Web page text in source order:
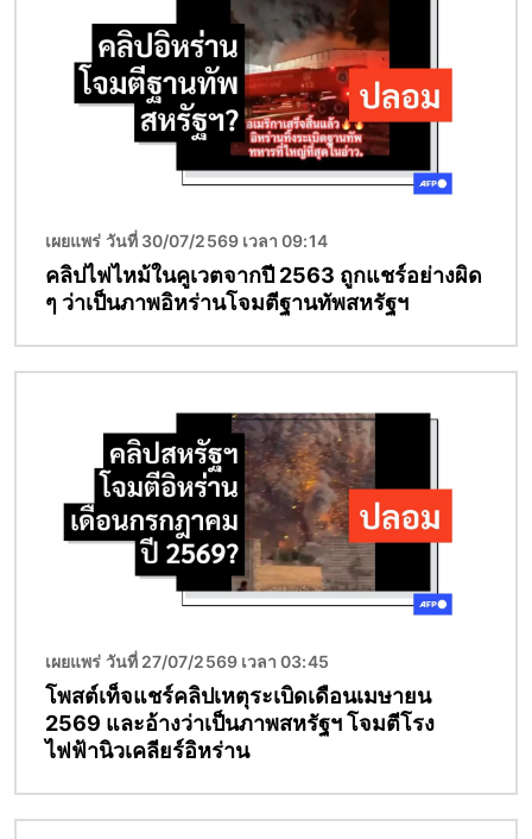
เผยแพร่ วันที่ 30/07/2569 เวลา 09:14
คลิปไฟไหม้ในคูเวตจากปี 2563 ถูกแชร์อย่างผิด
ๆ ว่าเป็นภาพอิหร่านโจมตีฐานทัพสหรัฐฯ
เผยแพร่ วันที่ 27/07/2569 เวลา 03:45
โพสต์เท็จแชร์คลิปเหตุระเบิดเดือนเมษายน
2569 และอ้างว่าเป็นภาพสหรัฐฯ โจมตีโรง
ไฟฟ้านิวเคลียร์อิหร่าน